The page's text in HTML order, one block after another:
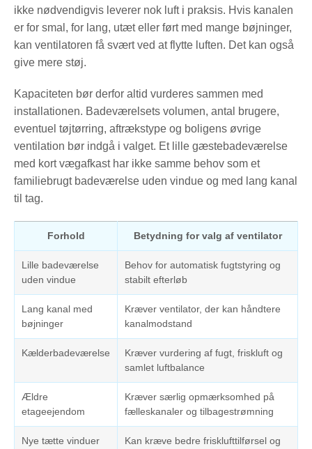
ikke nødvendigvis leverer nok luft i praksis. Hvis kanalen
er for smal, for lang, utæt eller ført med mange bøjninger,
kan ventilatoren få svært ved at flytte luften. Det kan også
give mere støj.
Kapaciteten bør derfor altid vurderes sammen med
installationen. Badeværelsets volumen, antal brugere,
eventuel tøjtørring, aftrækstype og boligens øvrige
ventilation bør indgå i valget. Et lille gæstebadeværelse
med kort vægafkast har ikke samme behov som et
familiebrugt badeværelse uden vindue og med lang kanal
til tag.
Forhold Betydning for valg af ventilator
Lille badeværelse
uden vindue
Behov for automatisk fugtstyring og
stabilt efterløb
Lang kanal med
bøjninger
Kræver ventilator, der kan håndtere
kanalmodstand
Kælderbadeværelse
Kræver vurdering af fugt, friskluft og
samlet luftbalance
Ældre
etageejendom
Kræver særlig opmærksomhed på
fælleskanaler og tilbagestrømning
Nye tætte vinduer
Kan kræve bedre frisklufttilførsel og